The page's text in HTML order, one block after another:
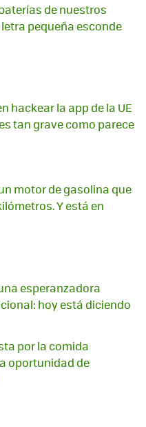
de nuestros
pequeña esconde
hackear la app de la UE
tan grave como parece
motor de gasolina que
Y está en
esperanzadora
hoy está diciendo
por la comida
oportunidad de